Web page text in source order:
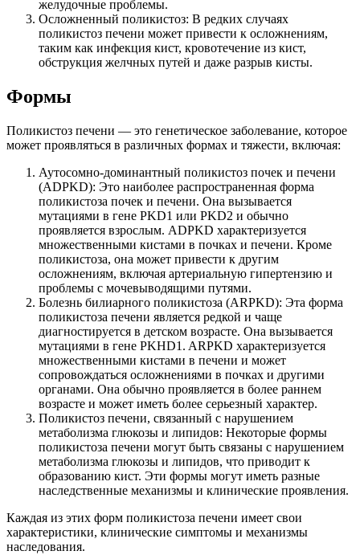
желудочные проблемы.
Осложненный поликистоз: В редких случаях
поликистоз печени может привести к осложнениям,
таким как инфекция кист, кровотечение из кист,
обструкция желчных путей и даже разрыв кисты.
Формы
Поликистоз печени — это генетическое заболевание, которое
может проявляться в различных формах и тяжести, включая:
Аутосомно-доминантный поликистоз почек и печени
(ADPKD): Это наиболее распространенная форма
поликистоза почек и печени. Она вызывается
мутациями в гене PKD1 или PKD2 и обычно
проявляется взрослым. ADPKD характеризуется
множественными кистами в почках и печени. Кроме
поликистоза, она может привести к другим
осложнениям, включая артериальную гипертензию и
проблемы с мочевыводящими путями.
Болезнь билиарного поликистоза (ARPKD): Эта форма
поликистоза печени является редкой и чаще
диагностируется в детском возрасте. Она вызывается
мутациями в гене PKHD1. ARPKD характеризуется
множественными кистами в печени и может
сопровождаться осложнениями в почках и другими
органами. Она обычно проявляется в более раннем
возрасте и может иметь более серьезный характер.
Поликистоз печени, связанный с нарушением
метаболизма глюкозы и липидов: Некоторые формы
поликистоза печени могут быть связаны с нарушением
метаболизма глюкозы и липидов, что приводит к
образованию кист. Эти формы могут иметь разные
наследственные механизмы и клинические проявления.
Каждая из этих форм поликистоза печени имеет свои
характеристики, клинические симптомы и механизмы
наследования.